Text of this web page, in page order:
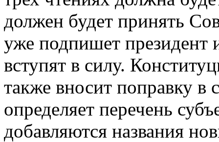
должен будет принять
уже подпишет президент
вступят в силу.
также вносит поправку в
определяет перечень
добавляются названия